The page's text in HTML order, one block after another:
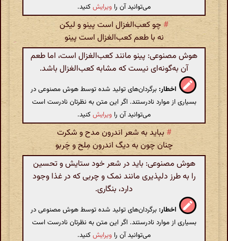
می‌توانید آن را ویرایشکنید.
# چو کعب‌الغزال است پینو و لیکن
نه با طعم‌ کعب‌الغزال است پینو
هوش مصنوعی: پینو مانند کعب‌الغزال است، اما طعم
آن به‌گونه‌ای نیست که مشابه کعب‌الغزال باشد.
اخطار: برگردان‌های تولید شده توسط هوش مصنوعی در
بسیاری از موارد نادرستند. اگر این متن به نظرتان نادرست است
می‌توانید آن را ویرایشکنید.
# بباید به شعر اندرون مدح و شکرت
چنان چون به دیگ اندرون مِلح و چَربو
هوش مصنوعی: باید در شعر خود ستایش و تحسین
را به طرز دلپذیری مانند نمک و چربی که در غذا وجود
دارد، بنگاری.
اخطار: برگردان‌های تولید شده توسط هوش مصنوعی در
بسیاری از موارد نادرستند. اگر این متن به نظرتان نادرست است
می‌توانید آن را ویرایشکنید.